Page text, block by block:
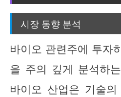
시장 동향 분석
바이오 관련주에 투자
을 주의 깊게 분석하
바이오 산업은 기술